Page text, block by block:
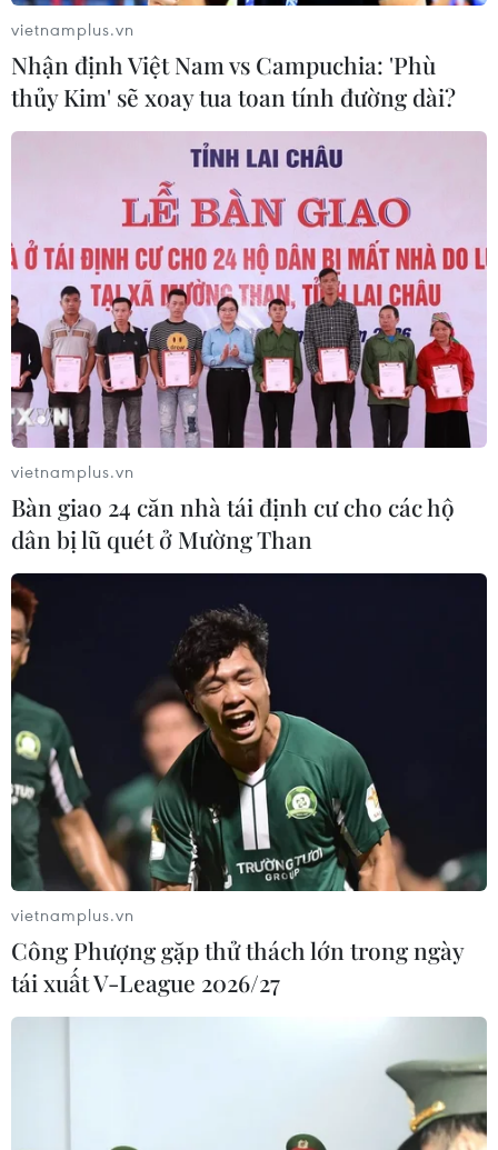
vietnamplus.vn
Nhận định Việt Nam vs Campuchia: 'Phù
thủy Kim' sẽ xoay tua toan tính đường dài?
vietnamplus.vn
Bàn giao 24 căn nhà tái định cư cho các hộ
dân bị lũ quét ở Mường Than
vietnamplus.vn
Công Phượng gặp thử thách lớn trong ngày
tái xuất V-League 2026/27